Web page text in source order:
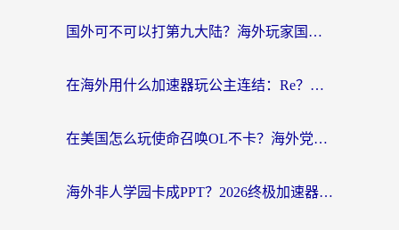
国外可不可以打第九大陆？海外玩家国服畅玩终极指南（附3大热门游戏解决妙招）
在海外用什么加速器玩公主连结：Re？老玩家亲测的稳定方案来了
在美国怎么玩使命召唤OL不卡？海外党亲测有效的国服游戏加速器指南
海外非人学园卡成PPT？2026终极加速器指南：从暗区突围到王国纪元，一篇搞定